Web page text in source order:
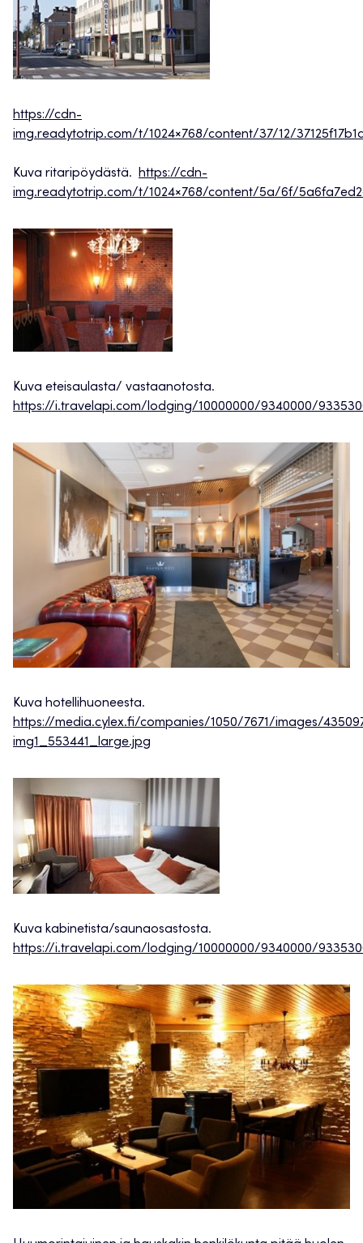
https://cdn-
img.readytotrip.com/t/1024×768/content/37/12/
Kuva ritaripöydästä. https://cdn-
img.readytotrip.com/t/1024×768/content/5a/6f/
Kuva eteisaulasta/ vastaanotosta.
https://i.travelapi.com/lodging/10000000/9340000/
Kuva hotellihuoneesta.
https://media.cylex.fi/companies/1050/7671/images/
img1_553441_large.jpg
Kuva kabinetista/saunaosastosta.
https://i.travelapi.com/lodging/10000000/9340000/